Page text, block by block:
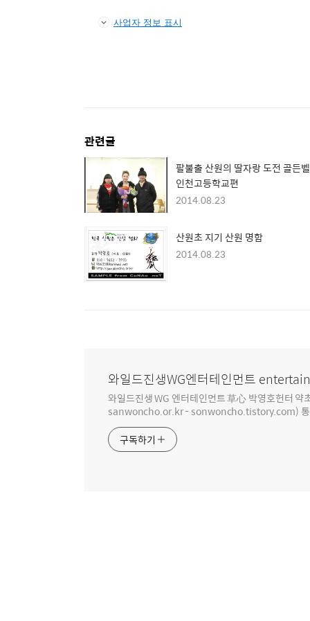
사업자 정보 표시
관련글
팔불출 산원의 딸자랑 도전 골든
인천고등학교편
2014.08.23
산원초 지기 산원 명함
2014.08.23
와일드진생WG엔터테인먼트
와일드진생 WG 엔터테인먼트 草心 박영호헌터
sanwoncho.or.kr - sonwoncho.tistory.com)
구독하기